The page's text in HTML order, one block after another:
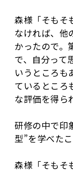
森様「そもそ
なければ、他
かったので。
で、自分って
いうところも
ているところ
な評価を得ら
研修の中で印
型”を学べた
森様「そもそ